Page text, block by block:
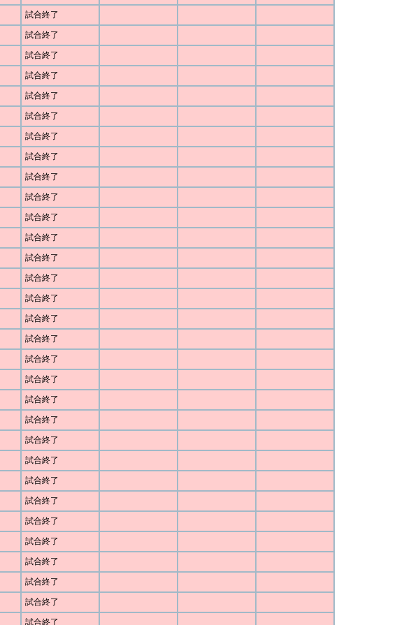
試合終了
試合終了
試合終了
試合終了
試合終了
試合終了
試合終了
試合終了
試合終了
試合終了
試合終了
試合終了
試合終了
試合終了
試合終了
試合終了
試合終了
試合終了
試合終了
試合終了
試合終了
試合終了
試合終了
試合終了
試合終了
試合終了
試合終了
試合終了
試合終了
試合終了
試合終了